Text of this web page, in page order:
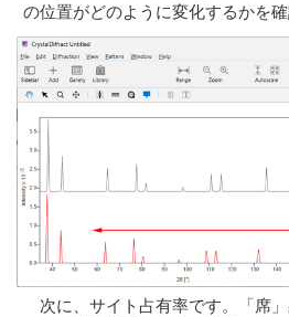
の位置がどのように変化するかを確
次に、サイト占有率です。「席